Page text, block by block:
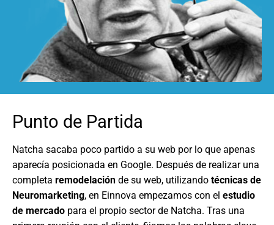
Punto de Partida
Natcha sacaba poco partido a su web por lo que apenas
aparecía posicionada en Google. Después de realizar una
completa remodelación de su web, utilizando técnicas de
Neuromarketing, en Einnova empezamos con el estudio
de mercado para el propio sector de Natcha. Tras una